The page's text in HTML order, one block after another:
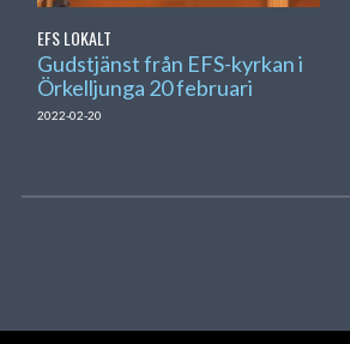
EFS LOKALT
Gudstjänst från EFS-kyrkan i
Örkelljunga 20 februari
2022-02-20